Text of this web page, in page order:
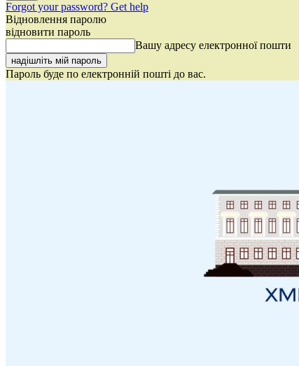
Forgot your password? Get help
Відновлення паролю
відновити пароль
Вашу адресу електронної пошти
Пароль буде по електронній пошті до вас.